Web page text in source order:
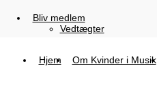
Bliv medlem
Vedtægter
Hjem Om Kvinder i Musik